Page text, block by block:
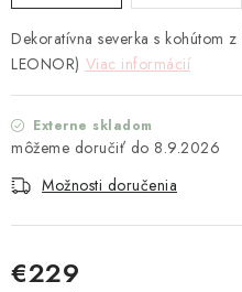
ZNAČKY
Ako nakupovať
Podmienky ochrany osobných
Návod na údržbu nábytku
Dekoratívna severka s kohútom
LEONOR) Viac informácií
Externe skladom
8.9.2026
Možnosti doručenia
€229